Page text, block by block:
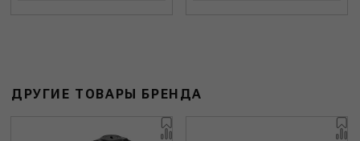
ДРУГИЕ ТОВАРЫ БРЕНДА